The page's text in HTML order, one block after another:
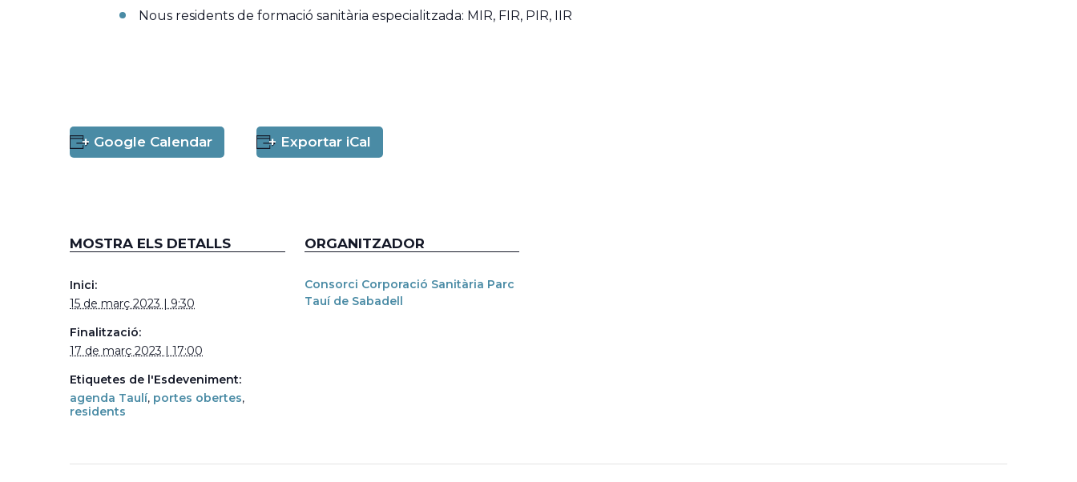
Nous residents de formació sanitària especialitzada: MIR, FIR, PIR, IIR
+ Google Calendar + Exportar iCal
MOSTRA ELS DETALLS
Inici:
15 de març 2023 | 9:30
Finalització:
17 de març 2023 | 17:00
Etiquetes de l'Esdeveniment:
agenda Taulí, portes obertes,
residents
ORGANITZADOR
Consorci Corporació Sanitària Parc
Tauí de Sabadell